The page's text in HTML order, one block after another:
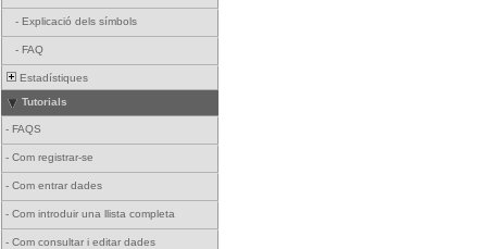
- Explicació dels símbols
- FAQ
Estadístiques
Tutorials
- FAQS
- Com registrar-se
- Com entrar dades
- Com introduir una llista completa
- Com consultar i editar dades